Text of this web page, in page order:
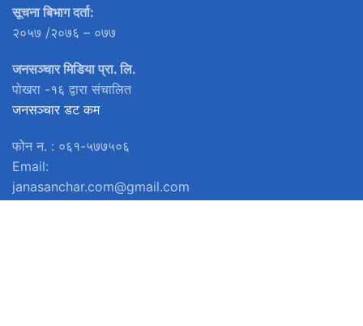
सूचना बिभाग दर्ता:
२०५७ /२०७६ – ०७७
जनसञ्चार मिडिया प्रा. लि.
पोखरा -१६ द्वारा संचालित
जनसञ्चार डट कम
फोन न. : ०६१-५७७५०६
Email:
janasanchar.com@gmail.com